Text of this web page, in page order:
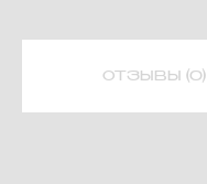
ОТЗЫВЫ (0)